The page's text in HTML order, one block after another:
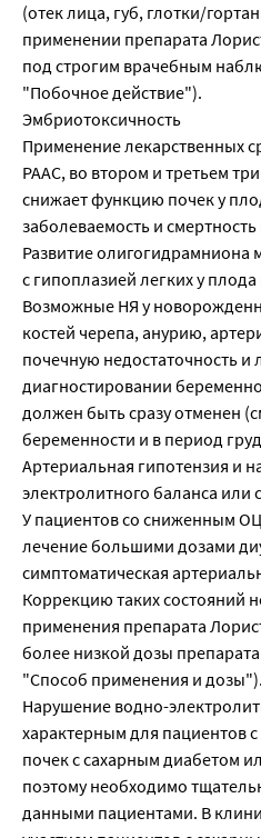
(отек лица, губ, глотки/
применении препарата
под строгим врачебным
"Побочное действие").
Эмбриотоксичность
Применение лекарственных
РААС, во втором и третьем
снижает функцию почек у
заболеваемость и
Развитие олигогидрамниона
с гипоплазией легких у
Возможные НЯ у
костей черепа, анурию,
почечную недостаточность и
диагностировании
должен быть сразу отменен
беременности и в период
Артериальная гипотензия и
электролитного баланса
У пациентов со сниженным
лечение большими дозами
симптоматическая
Коррекцию таких состояний
применения препарата
более низкой дозы
"Способ применения и дозы").
Нарушение водно-
характерным для пациентов
почек с сахарным диабетом
поэтому необходимо
данными пациентами. В